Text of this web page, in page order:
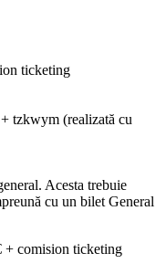
ticketing
tzkwym (realizată cu
Acesta trebuie
cu un bilet General
+ comision ticketing